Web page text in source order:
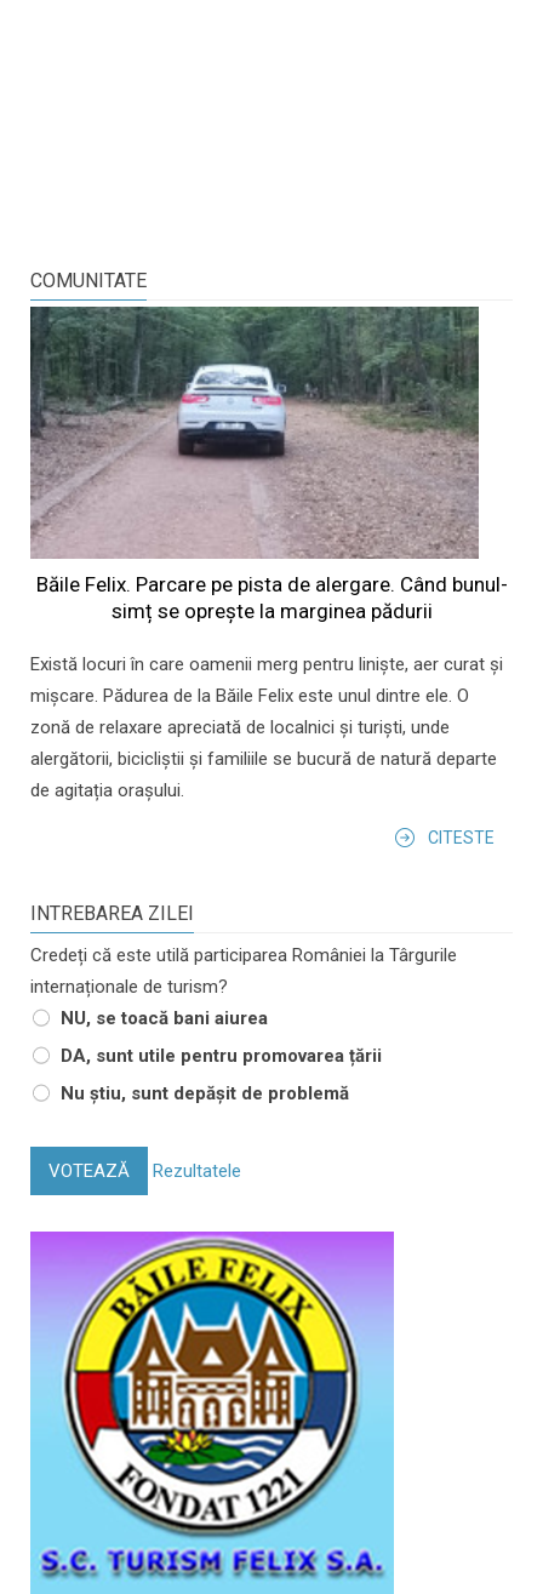
COMUNITATE
Băile Felix. Parcare pe pista de alergare. Când bunul-
simț se oprește la marginea pădurii
Există locuri în care oamenii merg pentru liniște, aer curat și
mișcare. Pădurea de la Băile Felix este unul dintre ele. O
zonă de relaxare apreciată de localnici și turiști, unde
alergătorii, bicicliștii și familiile se bucură de natură departe
de agitația orașului.
CITESTE
INTREBAREA ZILEI
Credeți că este utilă participarea României la Târgurile
internaționale de turism?
NU, se toacă bani aiurea
DA, sunt utile pentru promovarea țării
Nu știu, sunt depășit de problemă
VOTEAZĂ Rezultatele